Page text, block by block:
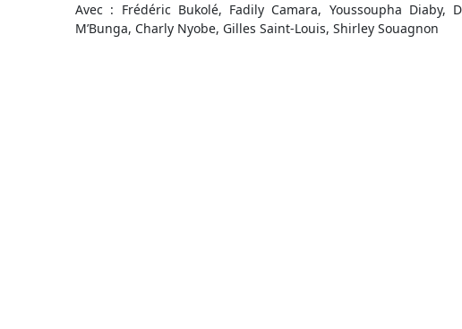
Avec : Frédéric Bukolé, Fadily Camara, Youssoupha Diaby,
M’Bunga, Charly Nyobe, Gilles Saint-Louis, Shirley Souagnon